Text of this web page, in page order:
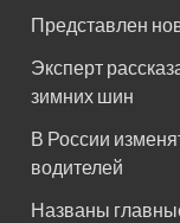
Представлен
Эксперт
зимних шин
В России
водителей
Названы